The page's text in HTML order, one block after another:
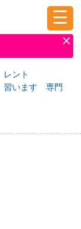
☰
レント
習います
専門